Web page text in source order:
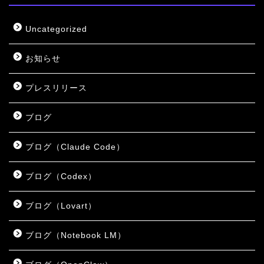
Uncategorized
お知らせ
プレスリリース
ブログ
ブログ（Claude Code）
ブログ（Codex）
ブログ（Lovart）
ブログ（Notebook LM）